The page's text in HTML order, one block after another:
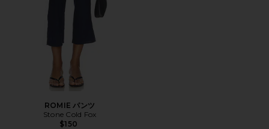
ROMIE パンツ
Stone Cold Fox
$150